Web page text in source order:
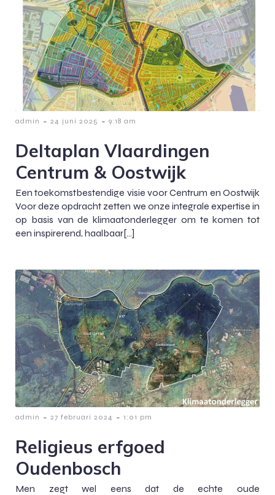
admin - 24 juni 2025 - 9:18 am
Deltaplan Vlaardingen
Centrum & Oostwijk
Een toekomstbestendige visie voor Centrum en Oostwijk
Voor deze opdracht zetten we onze integrale expertise in
op basis van de klimaatonderlegger om te komen tot
een inspirerend, haalbaar[…]
admin - 27 februari 2024 - 1:01 pm
Religieus erfgoed
Oudenbosch
Men zegt wel eens dat de echte oude